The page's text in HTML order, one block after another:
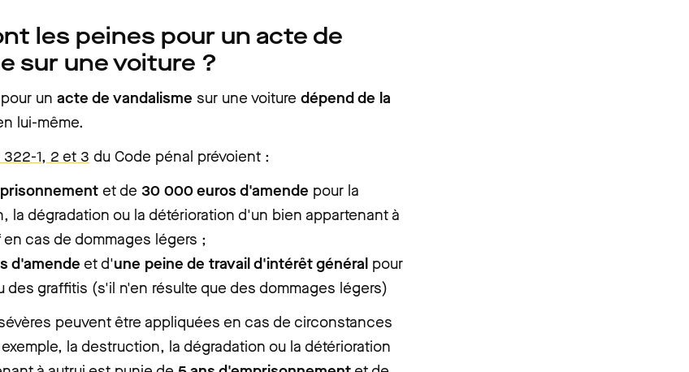
les peines pour un acte de
sur une voiture ?
un acte de vandalisme sur une voiture dépend de la
lui-même.
1, 2 et 3 du Code pénal prévoient :
et de 30 000 euros d'amende pour la
la dégradation ou la détérioration d'un bien appartenant à
en cas de dommages légers ;
d'amende et d'une peine de travail d'intérêt général pour
des graffitis (s'il n'en résulte que des dommages légers)
peuvent être appliquées en cas de circonstances
la destruction, la dégradation ou la détérioration